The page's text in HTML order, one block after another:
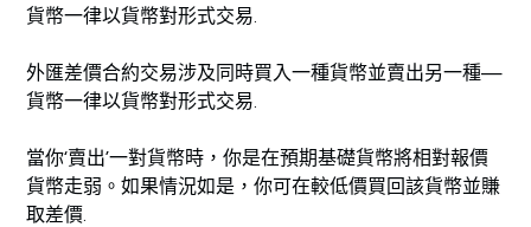
貨幣一律以貨幣對形式交易.
外匯差價合約交易涉及同時買入一種貨幣並賣出另一種—
貨幣一律以貨幣對形式交易.
當你‘賣出’一對貨幣時，你是在預期基礎貨幣將相對報價
貨幣走弱。如果情況如是，你可在較低價買回該貨幣並賺
取差價.